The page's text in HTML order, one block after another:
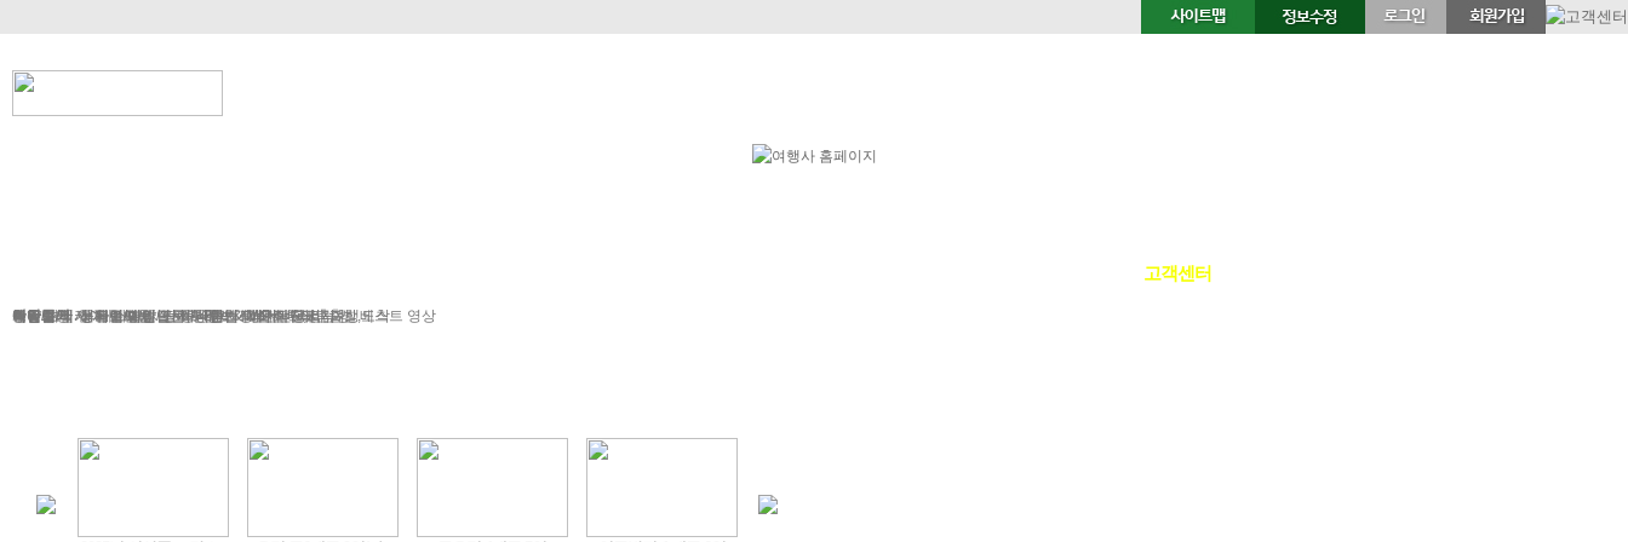
서유럽 동유럽/발칸 동서유럽 런던/파리 출발,도착
부활절 성탄절/연말연시 이벤트/시즌투어
북유럽/러시아 아이슬란드 Fire & Ice
그리스/터키 스페인/포르투갈 이집트
한국/미국 테마여행 허니문 레저 맞춤여행
박람회 해외연수 전시/공연 VIP 의전
독일여행 가이드&차량 예약 대행 서비스
항공.호텔.열차
여행후기 포토앨범 여행정보 가이드 컬럼 베스트 영상
고객센터
예약문의 자주하는 질문 승차장소 공지사항